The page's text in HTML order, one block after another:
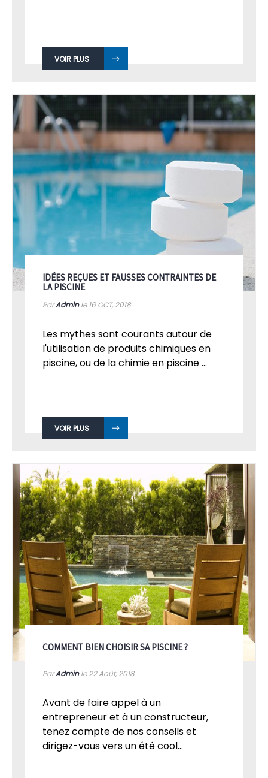
VOIR PLUS
IDÉES REÇUES ET FAUSSES CONTRAINTES DE
LA PISCINE
ParAdminle 16 OCT, 2018
Les mythes sont courants autour de
l'utilisation de produits chimiques en
piscine, ou de la chimie en piscine ...
VOIR PLUS
COMMENT BIEN CHOISIR SA PISCINE ?
ParAdminle 22Août, 2018
Avant de faire appel à un
entrepreneur et à un constructeur,
tenez compte de nos conseils et
dirigez-vous vers un été cool...